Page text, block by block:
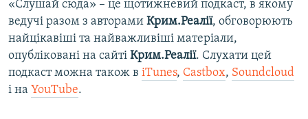
«Слушай сюда» – це щотижневий подкаст, в якому
ведучі разом з авторами Крим.Реалії, обговорюють
найцікавіші та найважливіші матеріали,
опубліковані на сайті Крим.Реалії. Слухати цей
подкаст можна також в iTunes, Castbox, Soundcloud
і на YouTube.